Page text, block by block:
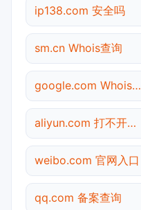
ip138.com 安全吗
sm.cn Whois查询
google.com Whois查询
aliyun.com 打不开检测
weibo.com 官网入口
qq.com 备案查询